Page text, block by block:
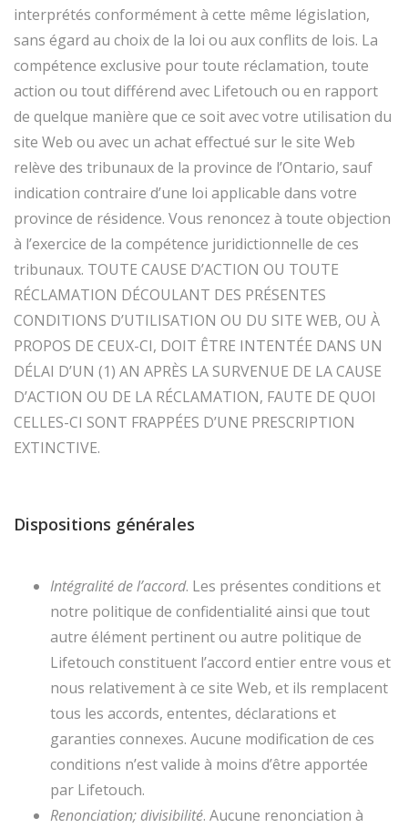
interprétés conformément à cette même législation,
sans égard au choix de la loi ou aux conflits de lois. La
compétence exclusive pour toute réclamation, toute
action ou tout différend avec Lifetouch ou en rapport
de quelque manière que ce soit avec votre utilisation du
site Web ou avec un achat effectué sur le site Web
relève des tribunaux de la province de l’Ontario, sauf
indication contraire d’une loi applicable dans votre
province de résidence. Vous renoncez à toute objection
à l’exercice de la compétence juridictionnelle de ces
tribunaux. TOUTE CAUSE D’ACTION OU TOUTE
RÉCLAMATION DÉCOULANT DES PRÉSENTES
CONDITIONS D’UTILISATION OU DU SITE WEB, OU À
PROPOS DE CEUX-CI, DOIT ÊTRE INTENTÉE DANS UN
DÉLAI D’UN (1) AN APRÈS LA SURVENUE DE LA CAUSE
D’ACTION OU DE LA RÉCLAMATION, FAUTE DE QUOI
CELLES-CI SONT FRAPPÉES D’UNE PRESCRIPTION
EXTINCTIVE.
Dispositions générales
Intégralité de l’accord. Les présentes conditions et
notre politique de confidentialité ainsi que tout
autre élément pertinent ou autre politique de
Lifetouch constituent l’accord entier entre vous et
nous relativement à ce site Web, et ils remplacent
tous les accords, ententes, déclarations et
garanties connexes. Aucune modification de ces
conditions n’est valide à moins d’être apportée
par Lifetouch.
Renonciation; divisibilité. Aucune renonciation à